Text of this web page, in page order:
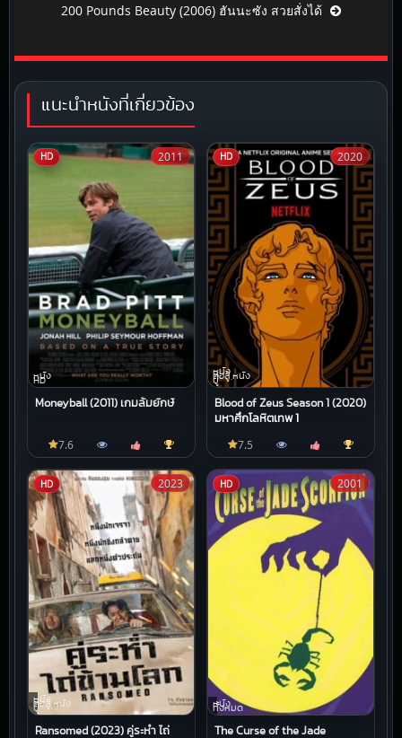
200 Pounds Beauty (2006) ฮันนะซัง สวยสั่งได้
แนะนำหนังที่เกี่ยวข้อง
HD
หนัง
HD
Moneyball (2011) เกมล้มยักษ์
2011
7.6
HD
หนัง
ต่อสู้,หนัง
บู๊
Blood of Zeus Season 1 (2020)
มหาศึกโลหิตเทพ 1
2020
7.5
HD
หนัง
ต่อสู้,หนัง
บู๊
Ransomed (2023) คู่ระห่ำ ไถ่
2023 HD
หนัง
ทั้งหมด
The Curse of the Jade
2001